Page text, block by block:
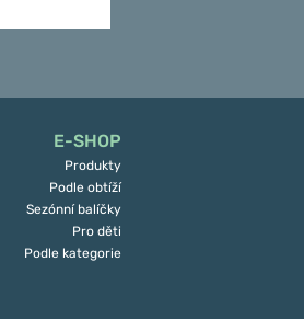
E-SHOP
Produkty
Podle obtíží
Sezónní balíčky
Pro děti
Podle kategorie